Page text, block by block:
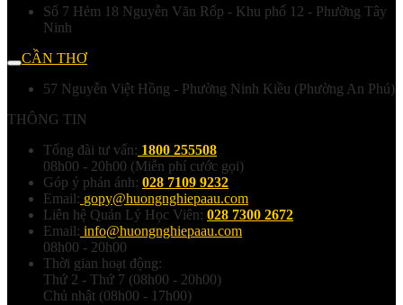
Số 7 Hẻm 18 Nguyễn Văn Rốp - Khu phố 12 - Phường Tây
Ninh
CẦN THƠ
57 Nguyễn Việt Hồng - Phường Ninh Kiều (Phường An Phú)
THÔNG TIN
Tổng đài tư vấn: 1800 255508
08h00 - 20h00 (Miễn phí cước gọi)
Góp ý phản ánh: 028 7109 9232
Email: gopy@huongnghiepaau.com
Liên hệ Quản Lý Học Viên: 028 7300 2672
Email: info@huongnghiepaau.com
08h00 - 20h00
Thời gian hoạt động:
Thứ 2 - Thứ 7 (08h00 - 20h00)
Chủ nhật (08h00 - 17h00)